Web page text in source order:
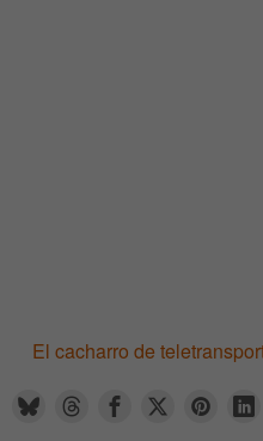
El cacharro de